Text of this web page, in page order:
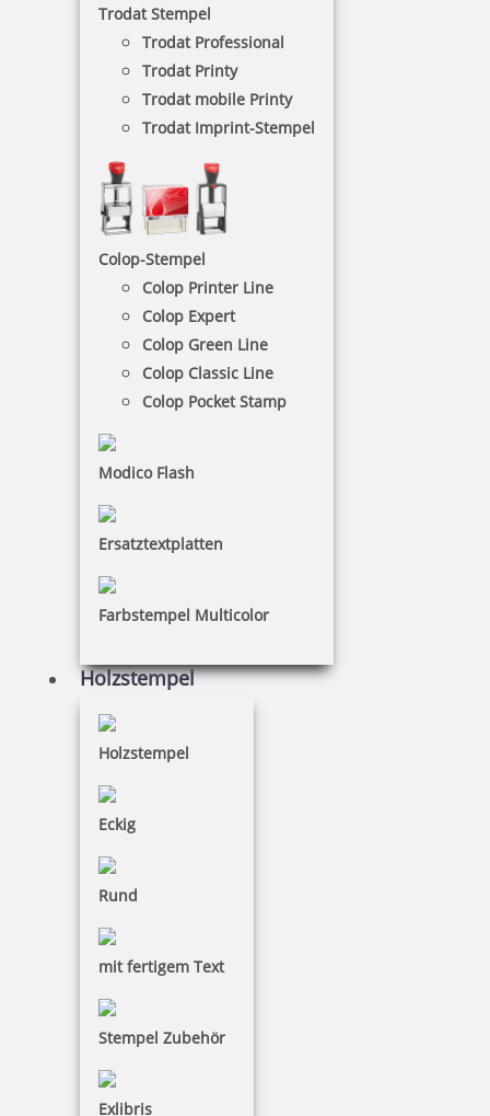
Trodat Stempel
Trodat Professional
Trodat Printy
Trodat mobile Printy
Trodat Imprint-Stempel
Colop-Stempel
Colop Printer Line
Colop Expert
Colop Green Line
Colop Classic Line
Colop Pocket Stamp
Modico Flash
Ersatztextplatten
Farbstempel Multicolor
Holzstempel
Holzstempel
Eckig
Rund
mit fertigem Text
Stempel Zubehör
Exlibris
eingetrocknete Stempelkissen wieder
aufzufrischen.
NACH WUNSCHSTEMPEL FILTERN
€-
€+
11 Artikel in der Kategorie
Coloris Stempelreiniger GF 50 ml
8,95 €
Bestellen
Kupietz alkoholartiger Verdünner 405 für R09 1 Liter
34,65 €